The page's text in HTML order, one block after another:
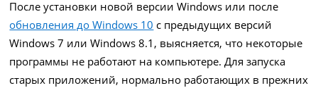
После установки новой версии Windows или после
обновления до Windows 10 с предыдущих версий
Windows 7 или Windows 8.1, выясняется, что некоторые
программы не работают на компьютере. Для запуска
старых приложений, нормально работающих в прежних